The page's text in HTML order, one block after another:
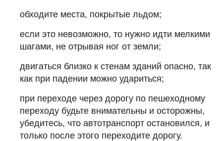
обходите места, покрытые льдом;
если это невозможно, то нужно идти мелкими
шагами, не отрывая ног от земли;
двигаться близко к стенам зданий опасно, так
как при падении можно удариться;
при переходе через дорогу по пешеходному
переходу будьте внимательны и осторожны,
убедитесь, что автотранспорт остановился, и
только после этого переходите дорогу.